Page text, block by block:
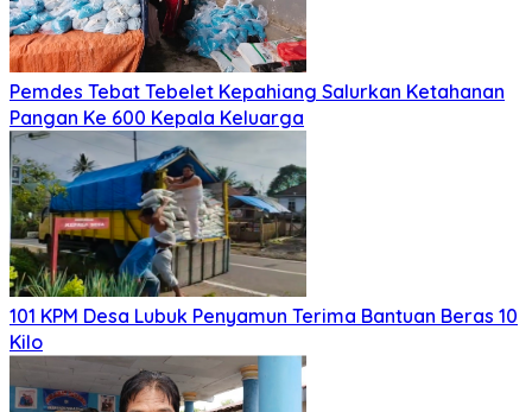
Pemdes Tebat Tebelet Kepahiang Salurkan Ketahanan
Pangan Ke 600 Kepala Keluarga
101 KPM Desa Lubuk Penyamun Terima Bantuan Beras 10
Kilo